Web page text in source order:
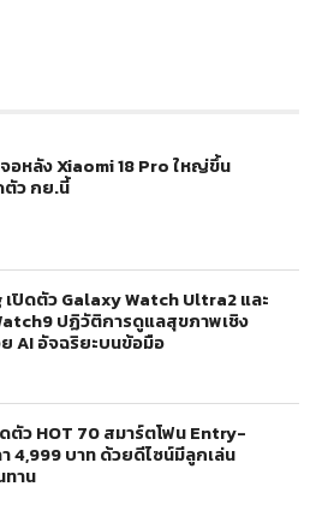
อหลัง Xiaomi 18 Pro ใหญ่ขึ้น
ตัว กย.นี้
เปิดตัว Galaxy Watch Ultra2 และ
ปฏิวัติการดูแลสุขภาพเชิง
AI อัจฉริยะบนข้อมือ
ตัว HOT 70 สมาร์ตโฟน Entry-
4,999 บาท ด้วยดีไซน์มีลูกเล่น
ทาน